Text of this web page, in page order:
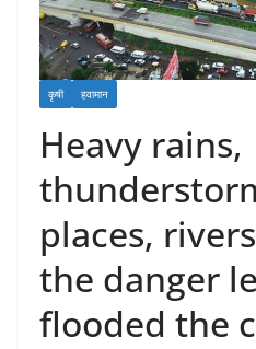
कृषी हवामान
Heavy rains,
places,
the danger
flooded the